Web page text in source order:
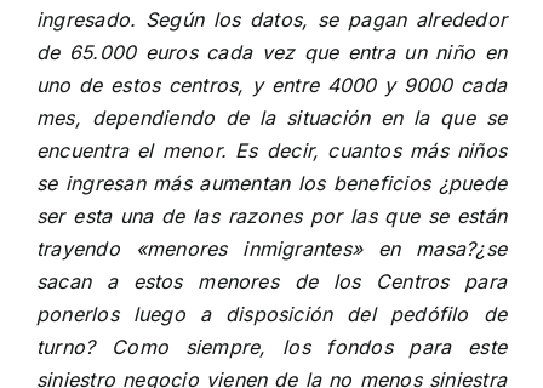
ingresado. Según los datos, se pagan alrededor
de 65.000 euros cada vez que entra un niño en
uno de estos centros, y entre 4000 y 9000 cada
mes, dependiendo de la situación en la que se
encuentra el menor. Es decir, cuantos más niños
se ingresan más aumentan los beneficios ¿puede
ser esta una de las razones por las que se están
trayendo «menores inmigrantes» en masa?¿se
sacan a estos menores de los Centros para
ponerlos luego a disposición del pedófilo de
turno? Como siempre, los fondos para este
siniestro negocio vienen de la no menos siniestra